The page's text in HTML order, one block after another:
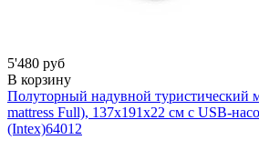
5'480 руб
В корзину
Полуторный надувной туристический
mattress Full), 137х191х22 см с USB-
(Intex)64012